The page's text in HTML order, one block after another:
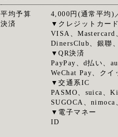
平均予算
4,000円(通常平均)
決済
▼クレジットカード
VISA、Mastercard
DinersClub、銀聯
▼QR決済
PayPay、d払い、
WeChat Pay、クイ
▼交通系IC
PASMO、suica、
SUGOCA、nimoca
▼電子マネー
ID